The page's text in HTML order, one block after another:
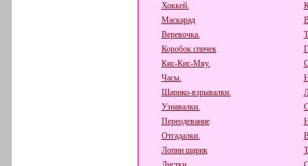
Хоккей.
Маскарад
Веревочка.
Коробок спичек
Кис-Кис-Мяу.
Часы.
Шарико-взрывалки.
Узнавалки.
Переодевание
Отгадалки.
Лопни шарик